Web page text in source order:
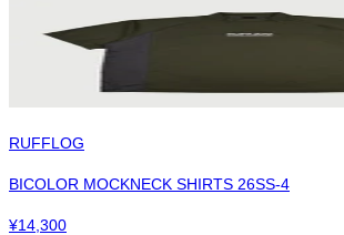
RUFFLOG
BICOLOR MOCKNECK SHIRTS 26SS-4
¥14,300